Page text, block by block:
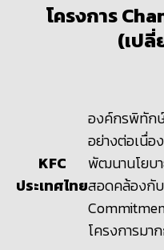
โครงการ
(เปลี่
KFC
ประเทศไทย
องค์กรพิทัก
อย่างต่อเนื่อ
พัฒนานโยบ
สอดคล้องกั
โครงการมา